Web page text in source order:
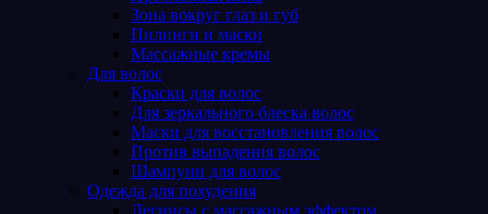
Зона вокруг глаз и губ
Пилинги и маски
Массажные кремы
Для волос
Краски для волос
Для зеркального блеска волос
Маски для восстановления волос
Против выпадения волос
Шампуни для волос
Одежда для похудения
Легинсы с массажным эффектом